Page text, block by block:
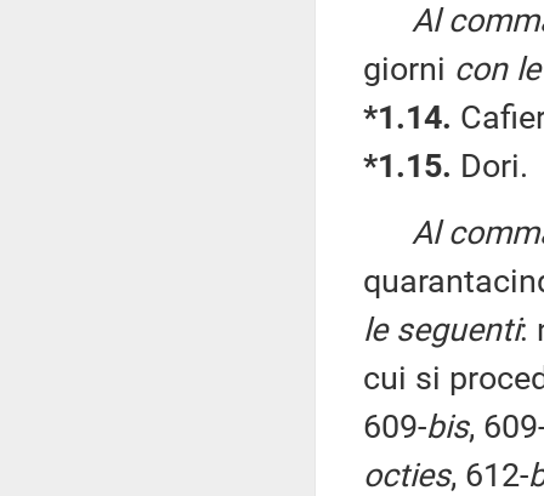
Al
giorni con
*1.14.
*1.15. Dori.
Al
le seguenti:
cui si
609-bis,
octies, 612-